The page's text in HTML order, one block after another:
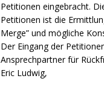
Petitionen eingebracht.
Petitionen ist die
Merge” und mögliche
Der Eingang der
Ansprechpartner für
Eric Ludwig,